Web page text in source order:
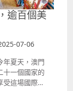
然共生的時
：因時差輾轉
走至露台
第一縷金
一刻的奇妙
外瑜伽，以椰
光共振，每一
愈，聲波穿
逾百個美
07-06
年夏天，澳門
十一個國家的
這場國際美